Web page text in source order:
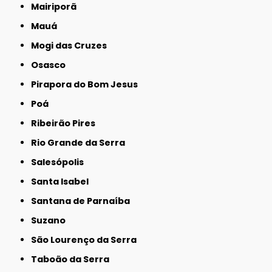
Mairiporã
Mauá
Mogi das Cruzes
Osasco
Pirapora do Bom Jesus
Poá
Ribeirão Pires
Rio Grande da Serra
Salesópolis
Santa Isabel
Santana de Parnaíba
Suzano
São Lourenço da Serra
Taboão da Serra